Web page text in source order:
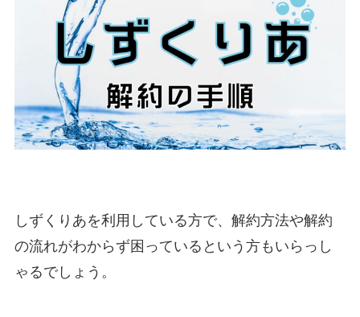
しずくりあを利用している方で、解約方法や解約
の流れがわからず困っているという方もいらっし
ゃるでしょう。